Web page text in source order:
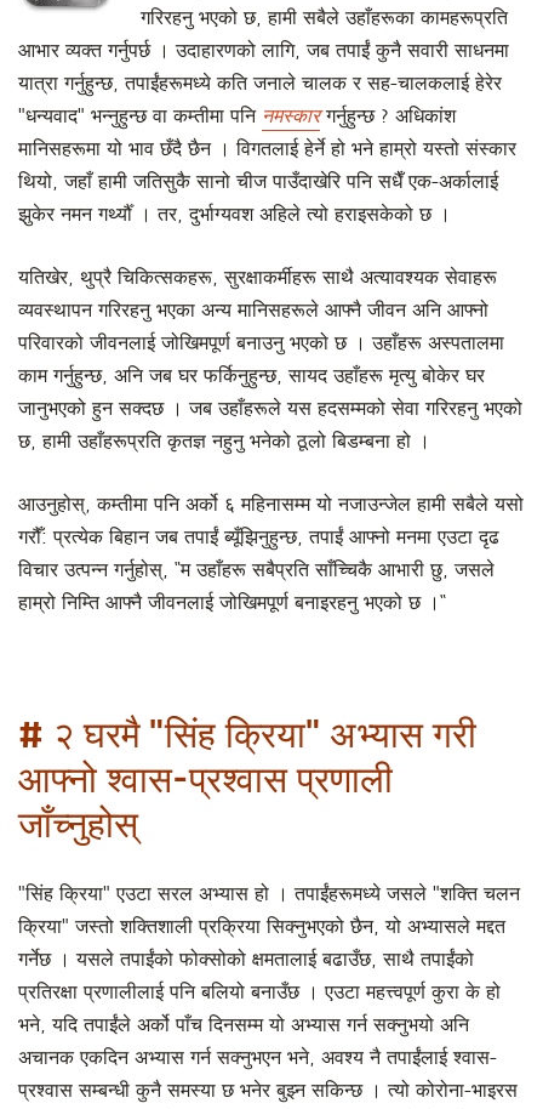
गरिरहनु भएको छ, हामी सबैले उहाँहरूका कामहरूप्रति
आभार व्यक्त गर्नुपर्छ । उदाहारणको लागि, जब तपाईं कुनै सवारी साधनमा
यात्रा गर्नुहुन्छ, तपाईंहरूमध्ये कति जनाले चालक र सह-चालकलाई हेरेर
"धन्यवाद" भन्नुहुन्छ वा कम्तीमा पनि नमस्कारगर्नुहुन्छ ? अधिकांश
मानिसहरूमा यो भाव छँदै छैन । विगतलाई हेर्ने हो भने हाम्रो यस्तो संस्कार
थियो, जहाँ हामी जतिसुकै सानो चीज पाउँदाखेरि पनि सधैँ एक-अर्कालाई
झुकेर नमन गर्थ्यौँ । तर, दुर्भाग्यवश अहिले त्यो हराइसकेको छ ।
यतिखेर, थुप्रै चिकित्सकहरू, सुरक्षाकर्मीहरू साथै अत्यावश्यक सेवाहरू
व्यवस्थापन गरिरहनु भएका अन्य मानिसहरूले आफ्नै जीवन अनि आफ्नो
परिवारको जीवनलाई जोखिमपूर्ण बनाउनु भएको छ । उहाँहरू अस्पतालमा
काम गर्नुहुन्छ, अनि जब घर फर्किनुहुन्छ, सायद उहाँहरू मृत्यु बोकेर घर
जानुभएको हुन सक्दछ । जब उहाँहरूले यस हदसम्मको सेवा गरिरहनु भएको
छ, हामी उहाँहरूप्रति कृतज्ञ नहुनु भनेको ठूलो बिडम्बना हो ।
आउनुहोस्, कम्तीमा पनि अर्को ६ महिनासम्म यो नजाउन्जेल हामी सबैले यसो
गरौँ: प्रत्येक बिहान जब तपाईं ब्यूँझिनुहुन्छ, तपाईं आफ्नो मनमा एउटा दृढ
विचार उत्पन्न गर्नुहोस्, “म उहाँहरू सबैप्रति साँच्चिकै आभारी छु, जसले
हाम्रो निम्ति आफ्नै जीवनलाई जोखिमपूर्ण बनाइरहनु भएको छ ।“
# २ घरमै "सिंह क्रिया" अभ्यास गरी
आफ्नो श्वास-प्रश्वास प्रणाली
जाँच्नुहोस्
"सिंह क्रिया" एउटा सरल अभ्यास हो । तपाईंहरूमध्ये जसले "शक्ति चलन
क्रिया" जस्तो शक्तिशाली प्रक्रिया सिक्नुभएको छैन, यो अभ्यासले मद्दत
गर्नेछ । यसले तपाईंको फोक्सोको क्षमतालाई बढाउँछ, साथै तपाईंको
प्रतिरक्षा प्रणालीलाई पनि बलियो बनाउँछ । एउटा महत्त्वपूर्ण कुरा के हो
भने, यदि तपाईंले अर्को पाँच दिनसम्म यो अभ्यास गर्न सक्नुभयो अनि
अचानक एकदिन अभ्यास गर्न सक्नुभएन भने, अवश्य नै तपाईंलाई श्वास-
प्रश्वास सम्बन्धी कुनै समस्या छ भनेर बुझ्न सकिन्छ । त्यो कोरोना-भाइरस